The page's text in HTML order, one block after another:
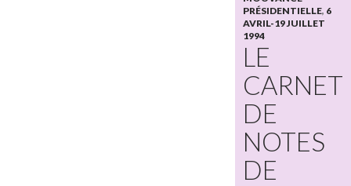
PRÉSIDENTIELLE, 6
AVRIL-19 JUILLET
1994
LE
CARNET
DE
NOTES
DE